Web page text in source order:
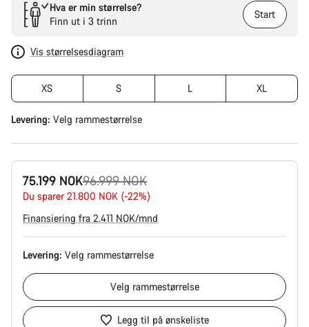
Hva er min størrelse?
Finn ut i 3 trinn
Start
Vis størrelsesdiagram
XS S L XL
Levering: Velg rammestørrelse
75.199 NOK
Opprinnelig
pris
96.999 NOK
Du sparer 21.800 NOK (-22%)
Finansiering fra 2.411 NOK/mnd
Levering: Velg rammestørrelse
Velg rammestørrelse
Legg til på ønskeliste